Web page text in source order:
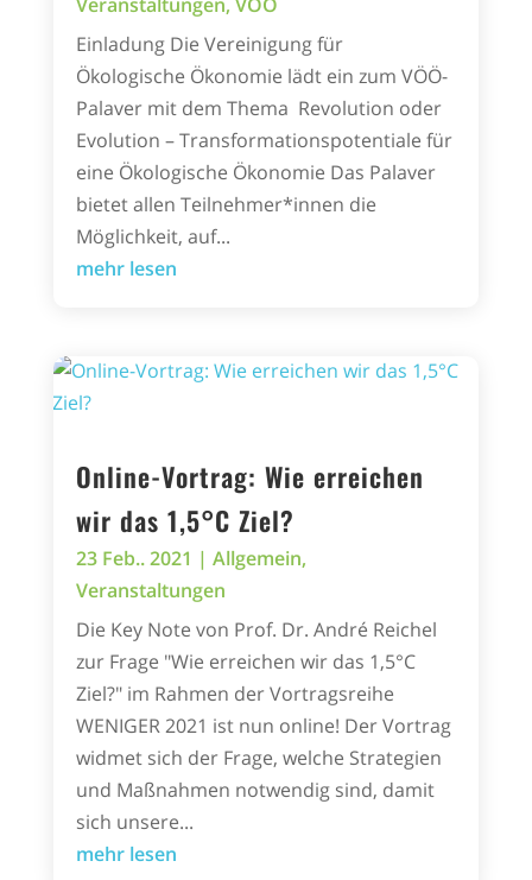
Einladung Die Vereinigung für
Ökologische Ökonomie lädt ein zum VÖÖ-
Palaver mit dem Thema Revolution oder
Evolution – Transformationspotentiale für
eine Ökologische Ökonomie Das Palaver
bietet allen Teilnehmer*innen die
Möglichkeit, auf...
mehr lesen
Online-Vortrag: Wie erreichen
wir das 1,5°C Ziel?
23 Feb.. 2021 | Allgemein,
Veranstaltungen
Die Key Note von Prof. Dr. André Reichel
zur Frage "Wie erreichen wir das 1,5°C
Ziel?" im Rahmen der Vortragsreihe
WENIGER 2021 ist nun online! Der Vortrag
widmet sich der Frage, welche Strategien
und Maßnahmen notwendig sind, damit
sich unsere...
mehr lesen